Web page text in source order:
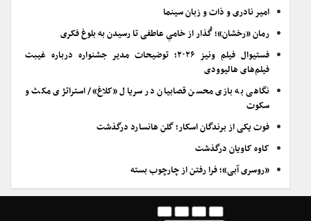
امیر نادری و ذات و زبان سینما
رمان «رخشان»؛ گُذار از خامیِ عاطفی تا رسیدن به بلوغ فکری
فستیوال فیلم ونیز ۲۰۲۶؛ توضیحات مدیر جشنواره درباره غیبت
فیلم‌های هالیوودی
نگاهی به بازی محسن قصابیان در سریال «کلاغ»/ استراتژی مکث و
سکوت
فوت یکی از برندگان اسکار؛ گلن هانسارد درگذشت
کاوه کاویان درگذشت
«روسری آبی»؛ فرا رفتن از چارچوب بسته